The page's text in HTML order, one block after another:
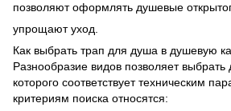
позволяют оформлять душевые
упрощают уход.
Как выбрать трап для душа в душевую
Разнообразие видов позволяет
которого соответствует техническим
критериям поиска относятся: